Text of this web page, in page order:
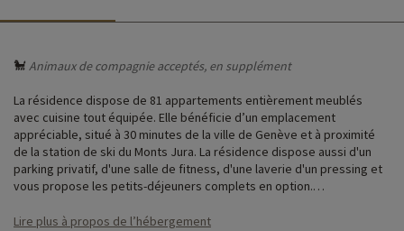
🐩 Animaux de compagnie acceptés, en supplément
La résidence dispose de 81 appartements entièrement meublés
avec cuisine tout équipée. Elle bénéficie d’un emplacement
appréciable, situé à 30 minutes de la ville de Genève et à proximité
de la station de ski du Monts Jura. La résidence dispose aussi d'un
parking privatif, d'une salle de fitness, d'une laverie d'un pressing et
vous propose les petits-déjeuners complets en option.
Lire plus à propos de l’hébergement